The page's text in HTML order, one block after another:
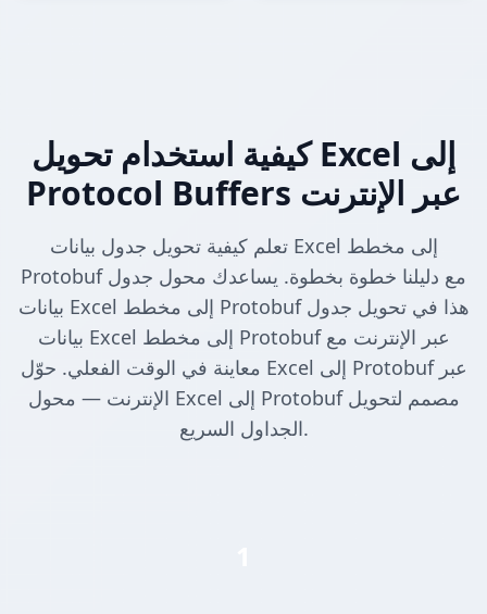
كيفية استخدام تحويل Excel إلى
Protocol Buffers عبر الإنترنت
تعلم كيفية تحويل جدول بيانات Excel إلى مخطط
Protobuf مع دليلنا خطوة بخطوة. يساعدك محول جدول
بيانات Excel إلى مخطط Protobuf هذا في تحويل جدول
بيانات Excel إلى مخطط Protobuf عبر الإنترنت مع
معاينة في الوقت الفعلي. حوّل Excel إلى Protobuf عبر
الإنترنت — محول Excel إلى Protobuf مصمم لتحويل
الجداول السريع.